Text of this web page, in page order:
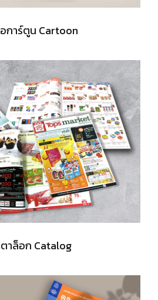
การ์ตูน Cartoon
าล็อก Catalog